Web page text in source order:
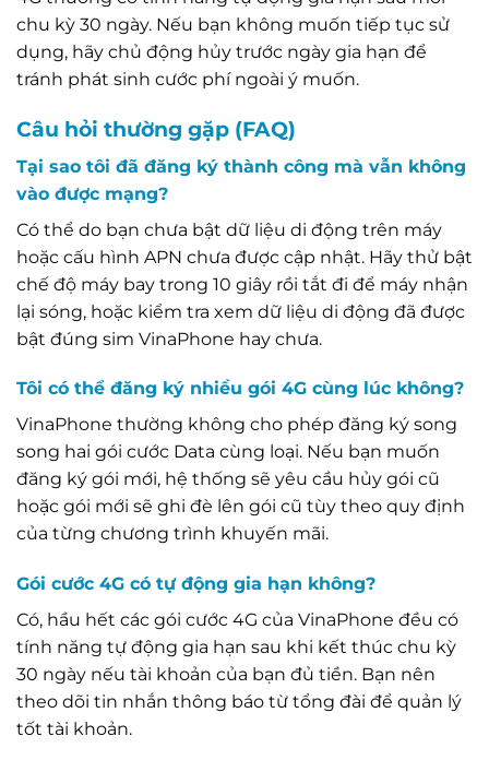
chu kỳ 30 ngày. Nếu bạn không muốn tiếp tục sử
dụng, hãy chủ động hủy trước ngày gia hạn để
tránh phát sinh cước phí ngoài ý muốn.
Câu hỏi thường gặp (FAQ)
Tại sao tôi đã đăng ký thành công mà vẫn không
vào được mạng?
Có thể do bạn chưa bật dữ liệu di động trên máy
hoặc cấu hình APN chưa được cập nhật. Hãy thử bật
chế độ máy bay trong 10 giây rồi tắt đi để máy nhận
lại sóng, hoặc kiểm tra xem dữ liệu di động đã được
bật đúng sim VinaPhone hay chưa.
Tôi có thể đăng ký nhiều gói 4G cùng lúc không?
VinaPhone thường không cho phép đăng ký song
song hai gói cước Data cùng loại. Nếu bạn muốn
đăng ký gói mới, hệ thống sẽ yêu cầu hủy gói cũ
hoặc gói mới sẽ ghi đè lên gói cũ tùy theo quy định
của từng chương trình khuyến mãi.
Gói cước 4G có tự động gia hạn không?
Có, hầu hết các gói cước 4G của VinaPhone đều có
tính năng tự động gia hạn sau khi kết thúc chu kỳ
30 ngày nếu tài khoản của bạn đủ tiền. Bạn nên
theo dõi tin nhắn thông báo từ tổng đài để quản lý
tốt tài khoản.